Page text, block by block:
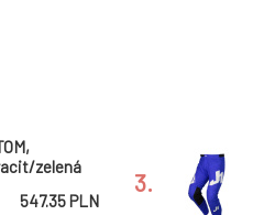
zelená
547.35 PLN
3.